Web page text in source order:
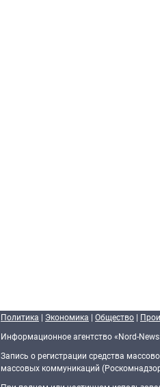
Политика | Экономика | Общество |
Информационное агентство «Nord-
Запись о регистрации средства
массовых коммуникаций